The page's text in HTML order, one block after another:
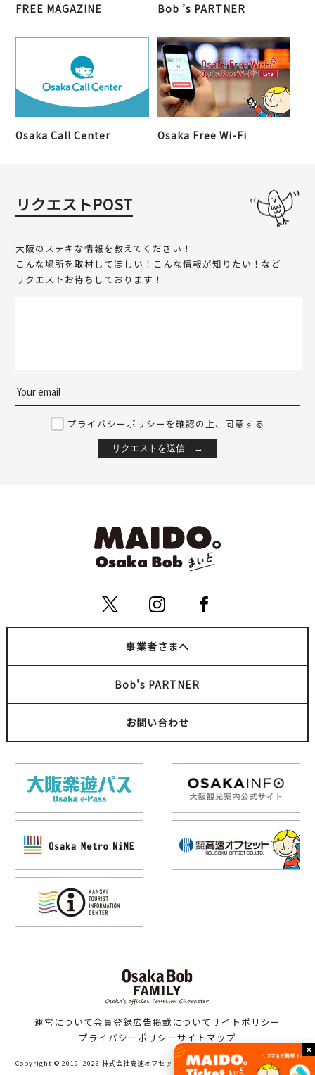
FREE MAGAZINE Bob ’s PARTNER
Osaka Call Center Osaka Free Wi-Fi
リクエストPOST
大阪のステキな情報を教えてください！
こんな場所を取材してほしい！こんな情報が知りたい！など
リクエストお待ちしております！
プライバシーポリシーを確認の上、同意する
事業者さまへ
Bob's PARTNER
お問い合わせ
運営について会員登録広告掲載についてサイトポリシー
プライバシーポリシーサイトマップ
Copyright © 2019–2026 株式会社高速オフセット（Bob family WORKS）All Rights